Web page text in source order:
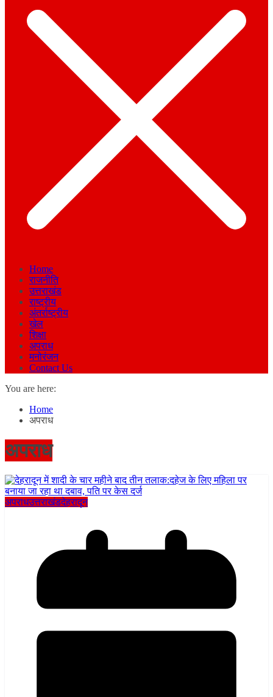
Home
राजनीति
उत्तराखंड
राष्ट्रीय
अंतर्राष्ट्रीय
खेल
शिक्षा
अपराध
मनोरंजन
Contact Us
You are here:
Home
अपराध
अपराध
अपराधउत्तराखंडदेहरादून